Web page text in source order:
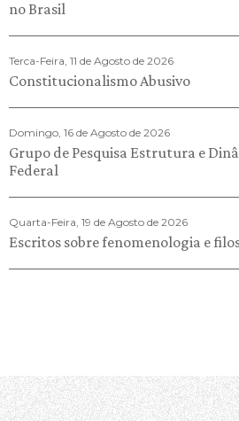
no Brasil
Terca-Feira, 11 de Agosto de 2026
Constitucionalismo Abusivo
Domingo, 16 de Agosto de 2026
Grupo de Pesquisa Estrutura e
Federal
Quarta-Feira, 19 de Agosto de 2026
Escritos sobre fenomenologia e